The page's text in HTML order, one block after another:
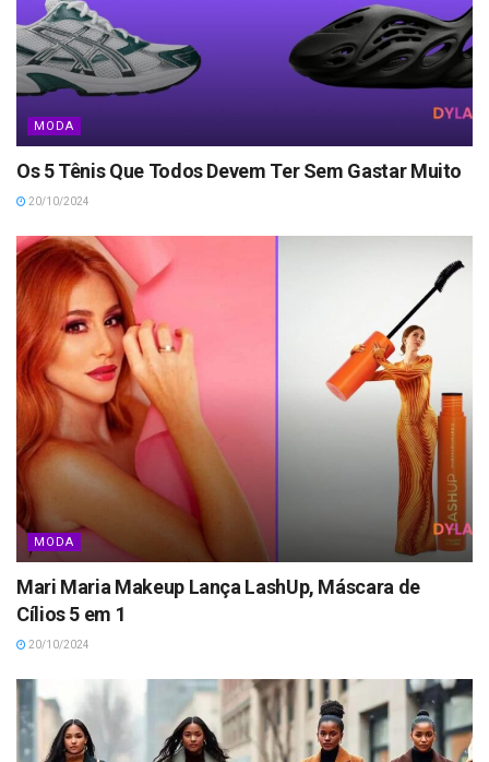
MODA
Os 5 Tênis Que Todos Devem Ter Sem Gastar Muito
20/10/2024
MODA
Mari Maria Makeup Lança LashUp, Máscara de
Cílios 5 em 1
20/10/2024